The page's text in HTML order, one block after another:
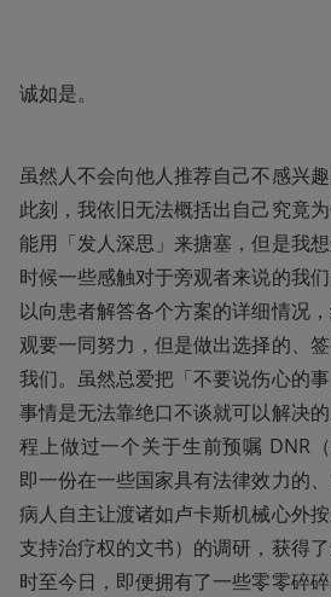
诚如是。
虽然人不会向他人推荐自己不感兴
此刻，我依旧无法概括出自己究竟
能用「发人深思」来搪塞，但是我
时候一些感触对于旁观者来说的我
以向患者解答各个方案的详细情况
观要一同努力，但是做出选择的、
我们。虽然总爱把「不要说伤心的
事情是无法靠绝口不谈就可以解决
程上做过一个关于生前预嘱 DNR
即一份在一些国家具有法律效力的
病人自主让渡诸如卢卡斯机械心外
支持治疗权的文书）的调研，获得
时至今日，即便拥有了一些零零碎